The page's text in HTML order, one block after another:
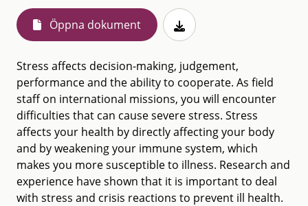
Öppna dokument
Stress affects decision-making, judgement,
performance and the ability to cooperate. As field
staff on international missions, you will encounter
difficulties that can cause severe stress. Stress
affects your health by directly affecting your body
and by weakening your immune system, which
makes you more susceptible to illness. Research and
experience have shown that it is important to deal
with stress and crisis reactions to prevent ill health.